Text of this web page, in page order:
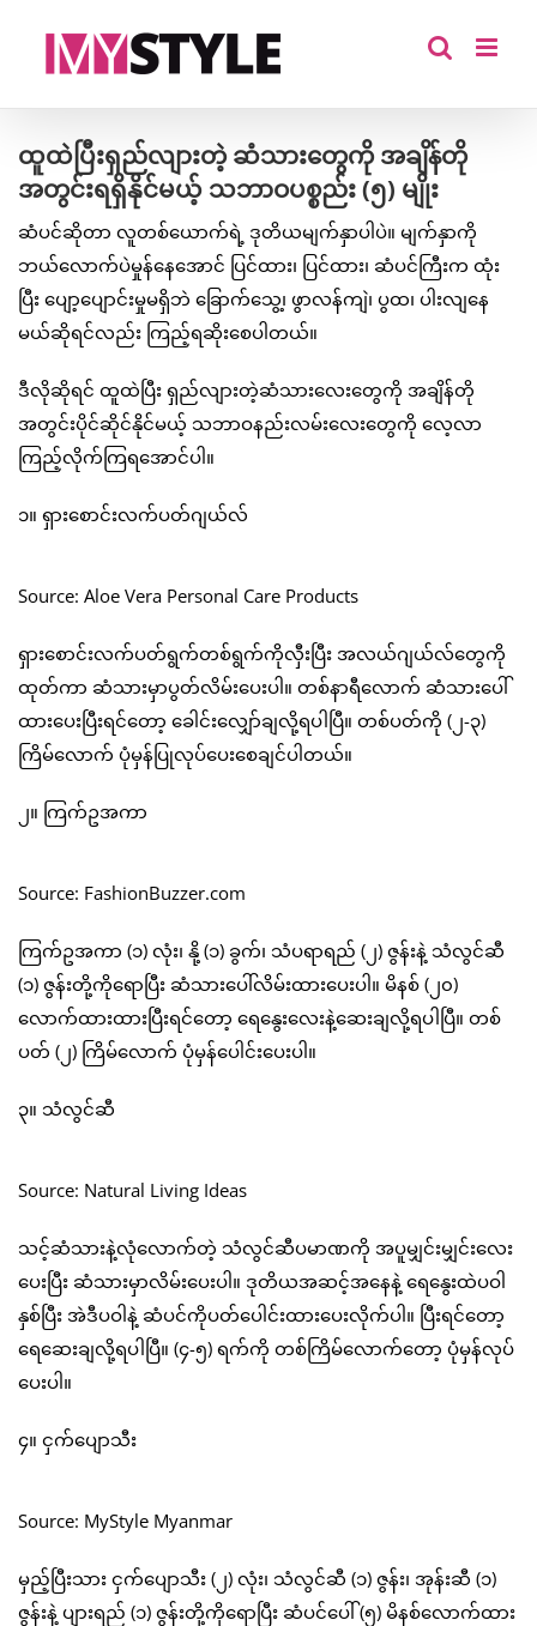
ထူထဲပြီးရှည်လျားတဲ့ ဆံသားတွေကို အချိန်တို
အတွင်းရရှိနိုင်မယ့် သဘာဝပစ္စည်း (၅) မျိုး
ဆံပင်ဆိုတာ လူတစ်ယောက်ရဲ့ ဒုတိယမျက်နှာပါပဲ။ မျက်နှာကို
ဘယ်လောက်ပဲမှုန်နေအောင် ပြင်ထား၊ ပြင်ထား၊ ဆံပင်ကြီးက ထုံး
ပြီး ပျော့ပျောင်းမှုမရှိဘဲ ခြောက်သွေ့၊ ဖွာလန်ကျဲ၊ ပွထ၊ ပါးလျနေ
မယ်ဆိုရင်လည်း ကြည့်ရဆိုးစေပါတယ်။
ဒီလိုဆိုရင် ထူထဲပြီး ရှည်လျားတဲ့ဆံသားလေးတွေကို အချိန်တို
အတွင်းပိုင်ဆိုင်နိုင်မယ့် သဘာဝနည်းလမ်းလေးတွေကို လေ့လာ
ကြည့်လိုက်ကြရအောင်ပါ။
၁။ ရှားစောင်းလက်ပတ်ဂျယ်လ်
Source: Aloe Vera Personal Care Products
ရှားစောင်းလက်ပတ်ရွက်တစ်ရွက်ကိုလှီးပြီး အလယ်ဂျယ်လ်တွေကို
ထုတ်ကာ ဆံသားမှာပွတ်လိမ်းပေးပါ။ တစ်နာရီလောက် ဆံသားပေါ်
ထားပေးပြီးရင်တော့ ခေါင်းလျှော်ချလို့ရပါပြီ။ တစ်ပတ်ကို (၂-၃)
ကြိမ်လောက် ပုံမှန်ပြုလုပ်ပေးစေချင်ပါတယ်။
၂။ ကြက်ဥအကာ
Source: FashionBuzzer.com
ကြက်ဥအကာ (၁) လုံး၊ နို့ (၁) ခွက်၊ သံပရာရည် (၂) ဇွန်းနဲ့ သံလွင်ဆီ
(၁) ဇွန်းတို့ကိုရောပြီး ဆံသားပေါ်လိမ်းထားပေးပါ။ မိနစ် (၂၀)
လောက်ထားထားပြီးရင်တော့ ရေနွေးလေးနဲ့ဆေးချလို့ရပါပြီ။ တစ်
ပတ် (၂) ကြိမ်လောက် ပုံမှန်ပေါင်းပေးပါ။
၃။ သံလွင်ဆီ
Source: Natural Living Ideas
သင့်ဆံသားနဲ့လုံလောက်တဲ့ သံလွင်ဆီပမာဏကို အပူမျှင်းမျှင်းလေး
ပေးပြီး ဆံသားမှာလိမ်းပေးပါ။ ဒုတိယအဆင့်အနေနဲ့ ရေနွေးထဲပဝါ
နှစ်ပြီး အဲဒီပဝါနဲ့ ဆံပင်ကိုပတ်ပေါင်းထားပေးလိုက်ပါ။ ပြီးရင်တော့
ရေဆေးချလို့ရပါပြီ။ (၄-၅) ရက်ကို တစ်ကြိမ်လောက်တော့ ပုံမှန်လုပ်
ပေးပါ။
၄။ ငှက်ပျောသီး
Source: MyStyle Myanmar
မှည့်ပြီးသား ငှက်ပျောသီး (၂) လုံး၊ သံလွင်ဆီ (၁) ဇွန်း၊ အုန်းဆီ (၁)
ဇွန်းနဲ့ ပျားရည် (၁) ဇွန်းတို့ကိုရောပြီး ဆံပင်ပေါ် (၅) မိနစ်လောက်ထား